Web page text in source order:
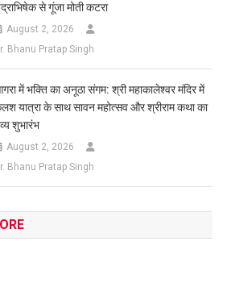
से गूंजा मोती कटरा
August 2, 2026
Bhanu Pratap Singh
में भक्ति का अनूठा संगम: श्री महाकालेश्वर मंदिर में
यात्रा के साथ सावन महोत्सव और श्रीराम कथा का
शुभारंभ
August 2, 2026
Bhanu Pratap Singh